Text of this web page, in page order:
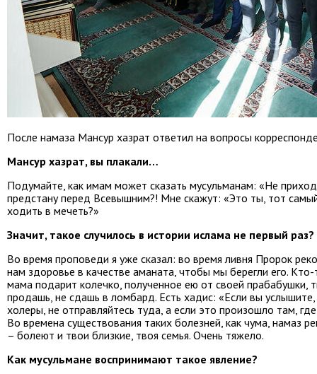
После намаза Мансур хазрат ответил на вопросы
Мансур хазрат, вы плакали…
Подумайте, как имам может сказать мусульманам: «Не
предстану перед Всевышним?! Мне скажут: «Это ты, тот
ходить в мечеть?»
Значит, такое случилось в истории ислама не первый раз?
Во время проповеди я уже сказал: во время ливня Пророк
нам здоровье в качестве аманата, чтобы мы берегли его.
мама подарит колечко, полученное ею от своей прабабушки,
продашь, не сдашь в ломбард. Есть хадис: «Если вы
холеры, не отправляйтесь туда, а если это произошло там,
Во времена существования таких болезней, как чума, намаз
– болеют и твои близкие, твоя семья. Очень тяжело.
Как мусульмане воспринимают такое явление?